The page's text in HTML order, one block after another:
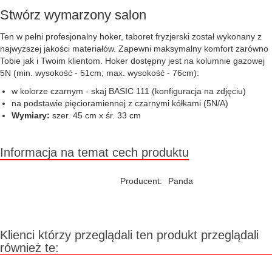
Stwórz wymarzony salon
Ten w pełni profesjonalny hoker, taboret fryzjerski został wykonany z
najwyższej jakości materiałów. Zapewni maksymalny komfort zarówno
Tobie jak i Twoim klientom.
Hoker dostępny jest na kolumnie gazowej
5N (min. wysokość - 51cm; max. wysokość - 76cm):
w kolorze czarnym - skaj BASIC 111 (konfiguracja na zdjęciu)
na podstawie pięcioramiennej z czarnymi kółkami (5N/A)
Wymiary: szer. 45 cm x śr. 33 cm
Informacja na temat cech produktu
Producent: Panda
Klienci którzy przeglądali ten produkt przeglądali
również te: